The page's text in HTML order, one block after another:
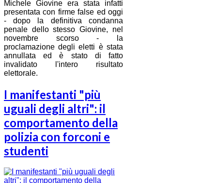
Michele Giovine era stata infatti
presentata con firme false ed oggi
- dopo la definitiva condanna
penale dello stesso Giovine, nel
novembre scorso - la
proclamazione degli eletti è stata
annullata ed è stato di fatto
invalidato l'intero risultato
elettorale.
I manifestanti "più
uguali degli altri": il
comportamento della
polizia con forconi e
studenti